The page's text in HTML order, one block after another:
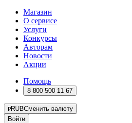
Магазин
О сервисе
Услуги
Конкурсы
Авторам
Новости
Акции
Помощь
8 800 500 11 67
RUBСменить валюту
Войти